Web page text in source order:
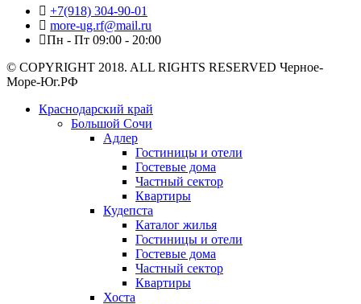
+7(918) 304-90-01
more-ug.rf@mail.ru
Пн - Пт 09:00 - 20:00
© COPYRIGHT 2018. ALL RIGHTS RESERVED Черное-
Море-Юг.РФ
Краснодарский край
Большой Сочи
Адлер
Гостиницы и отели
Гостевые дома
Частный сектор
Квартиры
Кудепста
Каталог жилья
Гостиницы и отели
Гостевые дома
Частный сектор
Квартиры
Хоста